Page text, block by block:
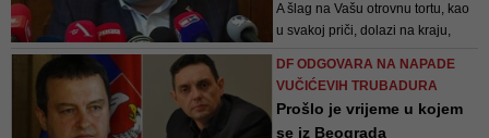
A šlag na Vašu otrovnu tortu, kao
u svakoj priči, dolazi na kraju,
biti BiH nakon pandemije? Hoće,
pandemije. I prije i poslije
DF ODGOVARA NA NAPADE
VUČIĆEVIH TRUBADURA
Prošlo je vrijeme u kojem
se iz Beograda